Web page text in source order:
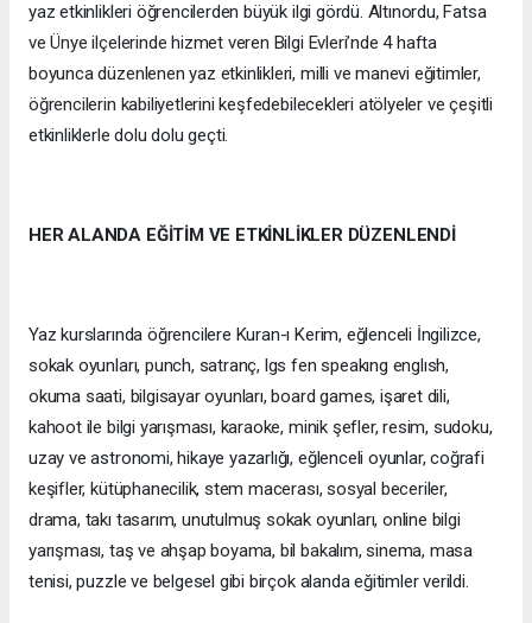
yaz etkinlikleri öğrencilerden büyük ilgi gördü. Altınordu, Fatsa
ve Ünye ilçelerinde hizmet veren Bilgi Evleri’nde 4 hafta
boyunca düzenlenen yaz etkinlikleri, milli ve manevi eğitimler,
öğrencilerin kabiliyetlerini keşfedebilecekleri atölyeler ve çeşitli
etkinliklerle dolu dolu geçti.
HER ALANDA EĞİTİM VE ETKİNLİKLER DÜZENLENDİ
Yaz kurslarında öğrencilere Kuran-ı Kerim, eğlenceli İngilizce,
sokak oyunları, punch, satranç, lgs fen speakıng englısh,
okuma saati, bilgisayar oyunları, board games, işaret dili,
kahoot ile bilgi yarışması, karaoke, minik şefler, resim, sudoku,
uzay ve astronomi, hikaye yazarlığı, eğlenceli oyunlar, coğrafi
keşifler, kütüphanecilik, stem macerası, sosyal beceriler,
drama, takı tasarım, unutulmuş sokak oyunları, online bilgi
yarışması, taş ve ahşap boyama, bil bakalım, sinema, masa
tenisi, puzzle ve belgesel gibi birçok alanda eğitimler verildi.